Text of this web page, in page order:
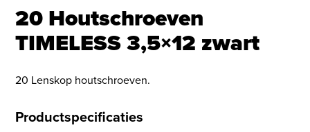
20 Houtschroeven
TIMELESS 3,5×12 zwart
20 Lenskop houtschroeven.
Productspecificaties